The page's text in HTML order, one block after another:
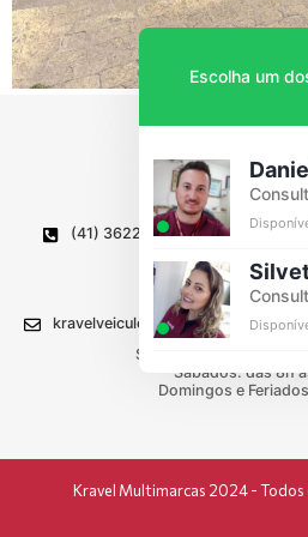
(41) 3622-1336
Wilson
kravelveiculos@kravel.com.br
Segunda a Sexta: das
Sábados: das 8h
Domingos e
Kravel Multimarcas 2024 -
Escolha um